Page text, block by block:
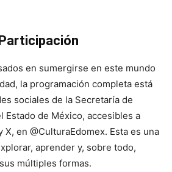
en sumergirse en este mundo
la programación completa está
sociales de la Secretaría de
Estado de México, accesibles a
X, en @CulturaEdomex. Esta es una
aprender y, sobre todo,
múltiples formas.